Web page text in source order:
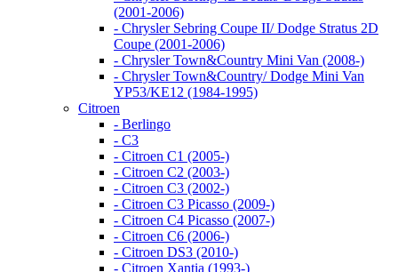
(2001-2006)
- Chrysler Sebring Coupe II/ Dodge Stratus 2D
Coupe (2001-2006)
- Chrysler Town&Country Mini Van (2008-)
- Chrysler Town&Country/ Dodge Mini Van
YP53/KE12 (1984-1995)
Citroen
- Berlingo
- C3
- Citroen C1 (2005-)
- Citroen C2 (2003-)
- Citroen C3 (2002-)
- Citroen C3 Picasso (2009-)
- Citroen C4 Picasso (2007-)
- Citroen C6 (2006-)
- Citroen DS3 (2010-)
- Citroen Xantia (1993-)